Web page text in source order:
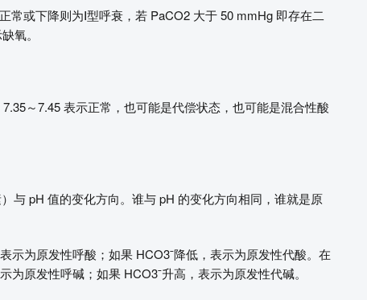
或下降则为Ⅰ型呼衰，若 PaCO2 大于 50 mmHg 即存在二
氧。
～7.45 表示正常，也可能是代偿状态，也可能是混合性酸
与 pH 值的变化方向。谁与 pH 的变化方向相同，谁就是原
示为原发性呼酸；如果 HCO3ˉ降低，表示为原发性代酸。在
原发性呼碱；如果 HCO3ˉ升高，表示为原发性代碱。